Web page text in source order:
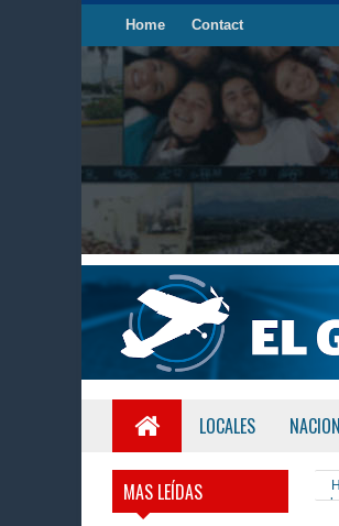
Home Contact
LOCALES
MAS LEÍDAS
y